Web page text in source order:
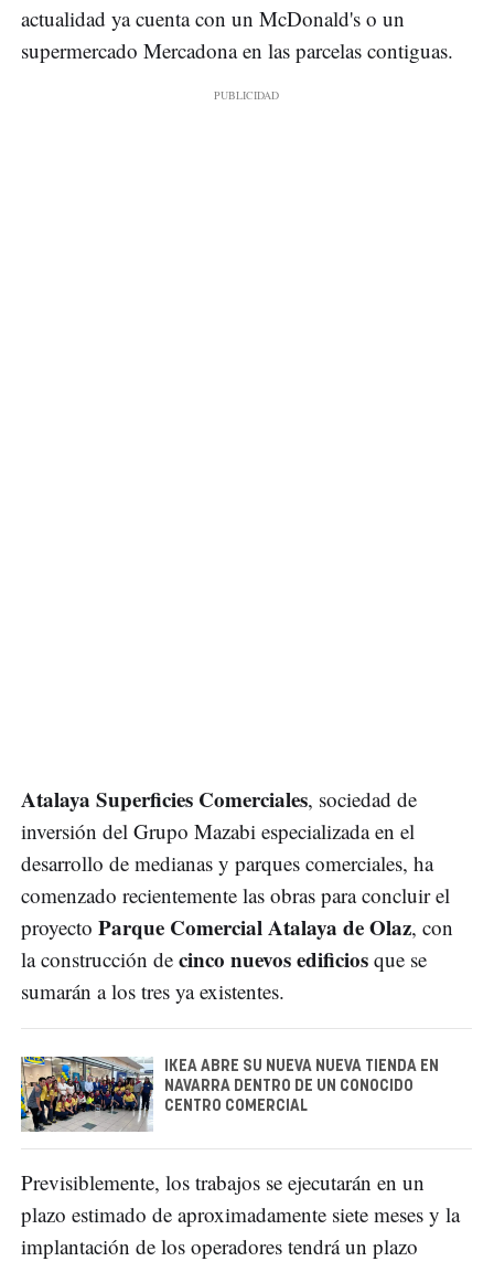
actualidad ya cuenta con un McDonald's o un
supermercado Mercadona en las parcelas contiguas.
Atalaya Superficies Comerciales, sociedad de
inversión del Grupo Mazabi especializada en el
desarrollo de medianas y parques comerciales, ha
comenzado recientemente las obras para concluir el
proyecto Parque Comercial Atalaya de Olaz, con
la construcción de cinco nuevos edificios que se
sumarán a los tres ya existentes.
IKEA ABRE SU NUEVA NUEVA TIENDA EN
NAVARRA DENTRO DE UN CONOCIDO
CENTRO COMERCIAL
Previsiblemente, los trabajos se ejecutarán en un
plazo estimado de aproximadamente siete meses y la
implantación de los operadores tendrá un plazo